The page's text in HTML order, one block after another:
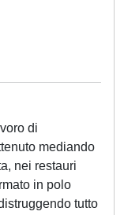
di
mediando
nei restauri
in polo
tutto